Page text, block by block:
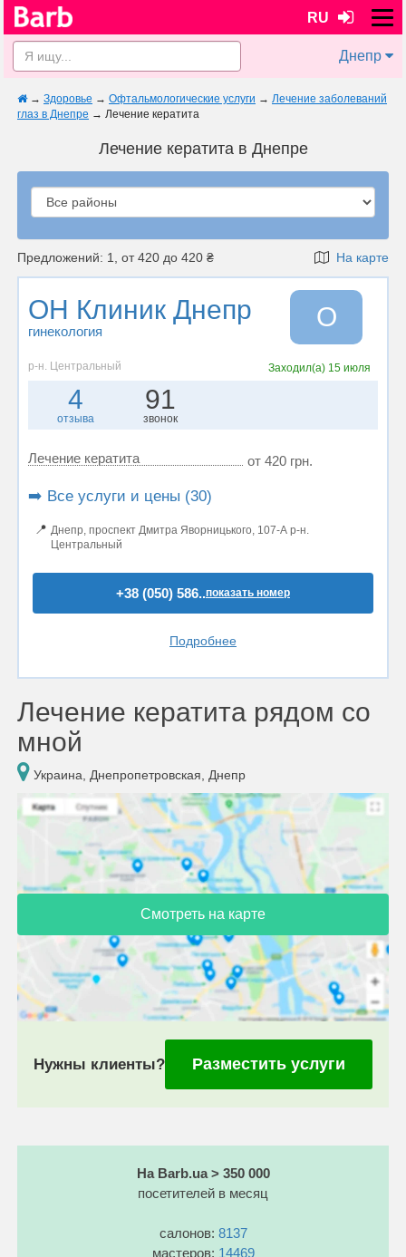
RU
Днепр
→ Здоровье → Офтальмологические услуги → Лечение заболеваний
глаз в Днепре → Лечение кератита
Лечение кератита в Днепре
Предложений: 1, от 420 до 420 ₴ На карте
ОН Клиник Днепр
гинекология О
р-н. Центральный Заходил(а) 15 июля
4
отзыва
91
звонок
Лечение кератита от 420 грн.
➡️ Все услуги и цены (30)
📍 Днепр, проспект Дмитра Яворницького, 107-А р-н.
Центральный
+38 (050) 586..показать номер
Подробнее
Лечение кератита рядом со
мной
Украина, Днепропетровская, Днепр
Смотреть на карте
Нужны клиенты? Разместить услуги
На Barb.ua > 350 000
посетителей в месяц
салонов: 8137
мастеров: 14469